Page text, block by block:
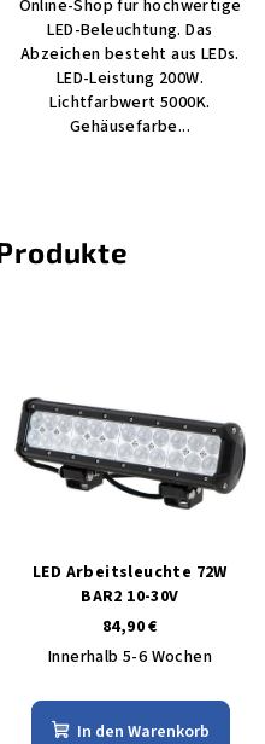
Online-Shop für hochwertige
LED-Beleuchtung. Das
Abzeichen besteht aus LEDs.
LED-Leistung 200W.
Lichtfarbwert 5000K.
Gehäusefarbe...
LED Arbeitsleuchte 72W
BAR2 10-30V
84,90 €
Innerhalb 5-6 Wochen
In den Warenkorb